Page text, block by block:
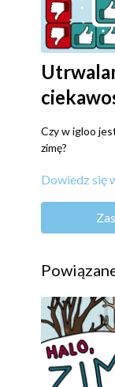
Czy w igloo
zimę?
W formie
Dowiedz się